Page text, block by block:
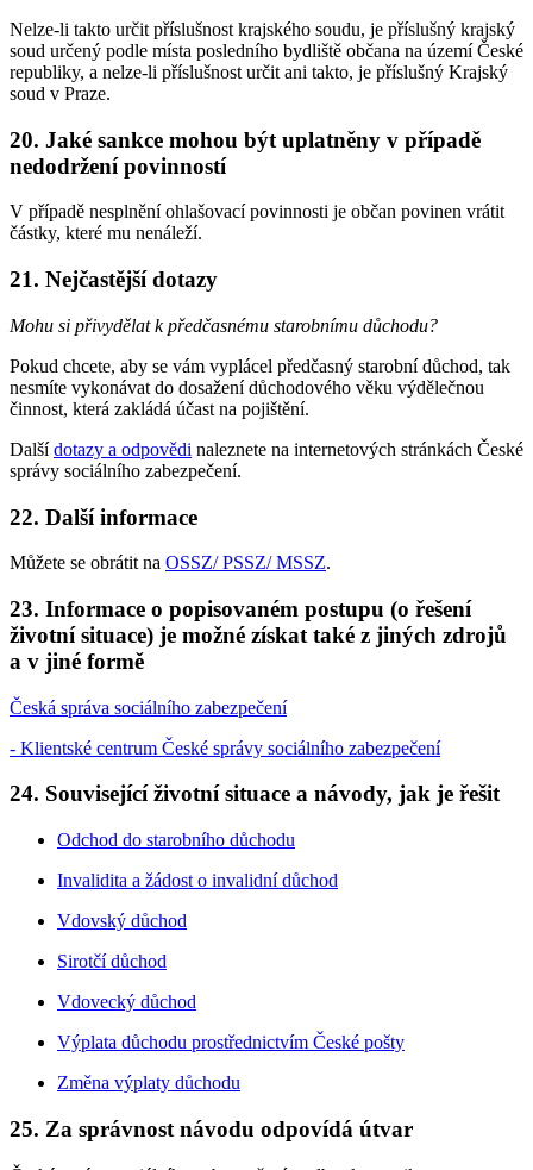
Nelze-li takto určit příslušnost krajského soudu, je příslušný krajský
soud určený podle místa posledního bydliště občana na území České
republiky, a nelze-li příslušnost určit ani takto, je příslušný Krajský
soud v Praze.
20. Jaké sankce mohou být uplatněny v případě
nedodržení povinností
V případě nesplnění ohlašovací povinnosti je občan povinen vrátit
částky, které mu nenáleží.
21. Nejčastější dotazy
Mohu si přivydělat k předčasnému starobnímu důchodu?
Pokud chcete, aby se vám vyplácel předčasný starobní důchod, tak
nesmíte vykonávat do dosažení důchodového věku výdělečnou
činnost, která zakládá účast na pojištění.
Dalšídotazy a odpovědi naleznete na internetových stránkách České
správy sociálního zabezpečení.
22. Další informace
Můžete se obrátit na OSSZ/ PSSZ/ MSSZ.
23. Informace o popisovaném postupu (o řešení
životní situace) je možné získat také z jiných zdrojů
a v jiné formě
Česká správa sociálního zabezpečení
- Klientské centrum České správy sociálního zabezpečení
24. Související životní situace a návody, jak je řešit
Odchod do starobního důchodu
Invalidita a žádost o invalidní důchod
Vdovský důchod
Sirotčí důchod
Vdovecký důchod
Výplata důchodu prostřednictvím České pošty
Změna výplaty důchodu
25. Za správnost návodu odpovídá útvar